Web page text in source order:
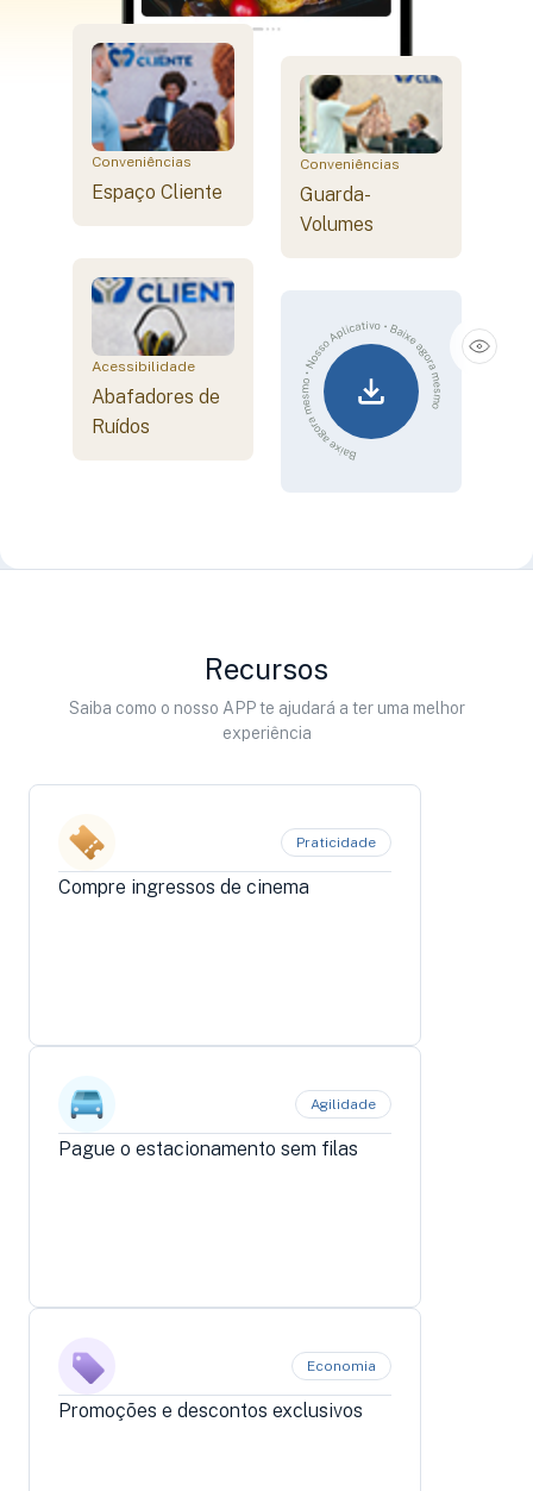
Conveniências
Espaço Cliente
Conveniências
Guarda-
Volumes
Acessibilidade
Abafadores de
Ruídos
Recursos
Saiba como o nosso APP te ajudará a ter uma melhor
experiência
Praticidade
Compre ingressos de cinema
Agilidade
Pague o estacionamento sem filas
Economia
Promoções e descontos exclusivos